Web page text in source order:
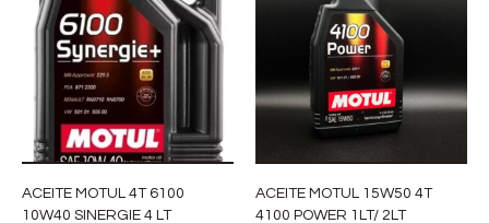
ACEITE MOTUL 4T 6100
10W40 SINERGIE 4 LT
ACEITE MOTUL 15W50 4T
4100 POWER 1LT/ 2LT